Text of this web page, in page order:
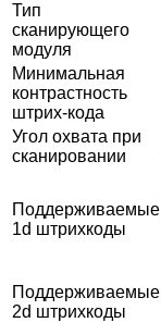
Тип
сканирующего
модуля
Минимальная
контрастность
штрих-кода
Угол охвата при
сканировании
Поддерживаемые
1d штрихкоды
Поддерживаемые
2d штрихкоды